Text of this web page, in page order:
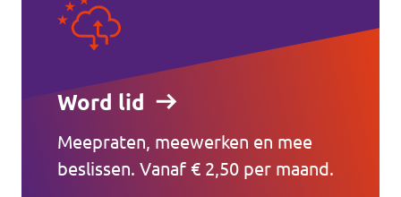
Word lid
Meepraten, meewerken en mee
beslissen. Vanaf € 2,50 per maand.